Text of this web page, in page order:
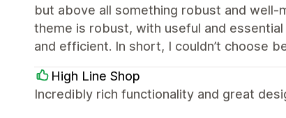
but above all something robust and well-
theme is robust, with useful and
and efficient. In short, I couldn’t choose
High Line Shop
Incredibly rich functionality and great